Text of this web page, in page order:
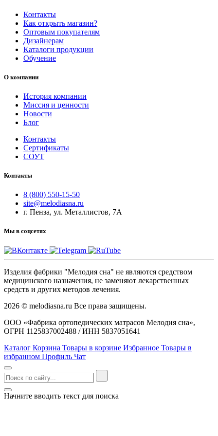
Контакты
Как открыть магазин?
Оптовым покупателям
Дизайнерам
Каталоги продукции
Обучение
О компании
История компании
Миссия и ценности
Новости
Блог
Контакты
Сертификаты
СОУТ
Контакты
8 (800) 550-15-50
site@melodiasna.ru
г. Пенза, ул. Металлистов, 7А
Мы в соцсетях
Изделия фабрики "Мелодия сна" не являются средством
медицинского назначения, не заменяют лекарственных
средств и других методов лечения.
2026 © melodiasna.ru Все права защищены.
ООО «Фабрика ортопедических матрасов Мелодия сна»,
ОГРН 1125837002488 / ИНН 5837051641
Каталог Корзина Товары в корзине Избранное Товары в
избранном Профиль Чат
Начните вводить текст для поиска